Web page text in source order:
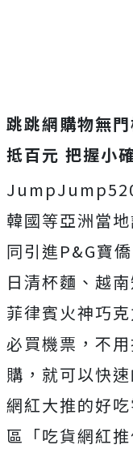
跳跳網購物無
抵百元 把握小
韓國等亞洲當
同引進P&G寶
日清杯麵、越
菲律賓火神巧
必買機票，不
購，就可以快
網紅大推的好
區「吃貨網紅